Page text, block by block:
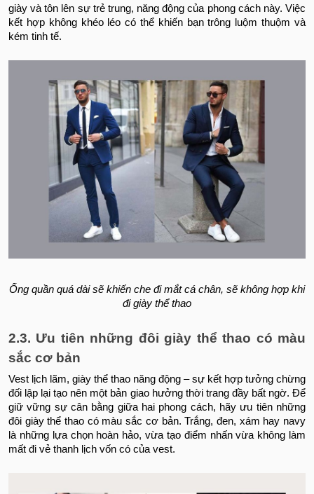
giày và tôn lên sự trẻ trung, năng động của phong cách này. Việc
kết hợp không khéo léo có thể khiến bạn trông luộm thuộm và
kém tinh tế.
Ống quần quá dài sẽ khiến che đi mắt cá chân, sẽ không hợp khi
đi giày thể thao
2.3. Ưu tiên những đôi giày thể thao có màu
sắc cơ bản
Vest lịch lãm, giày thể thao năng động – sự kết hợp tưởng chừng
đối lập lại tạo nên một bản giao hưởng thời trang đầy bất ngờ. Để
giữ vững sự cân bằng giữa hai phong cách, hãy ưu tiên những
đôi giày thể thao có màu sắc cơ bản. Trắng, đen, xám hay navy
là những lựa chọn hoàn hảo, vừa tạo điểm nhấn vừa không làm
mất đi vẻ thanh lịch vốn có của vest.